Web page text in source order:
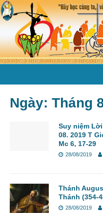
Ngày: Tháng
Suy niệm
08. 2019 T
Mc 6, 17-29
28/08/2019
Thánh
Thánh (354-
28/08/2019